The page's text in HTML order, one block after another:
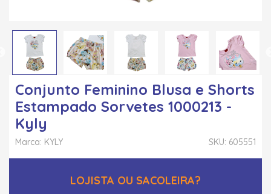
Conjunto Feminino Blusa e Shorts
Estampado Sorvetes 1000213 -
Kyly
SKU: 605551
Marca: KYLY
LOJISTA OU SACOLEIRA?